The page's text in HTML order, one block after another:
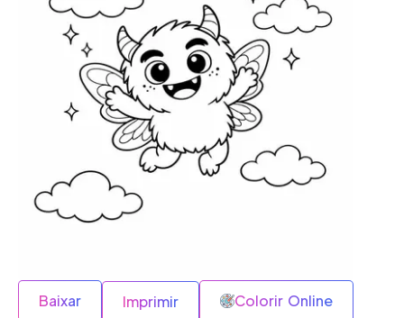
Baixar Imprimir Colorir Online